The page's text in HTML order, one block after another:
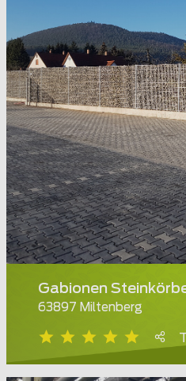
Gabionen
63897 Miltenberg